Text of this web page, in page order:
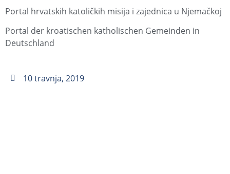
Portal hrvatskih katoličkih misija i zajednica u Njemačkoj
Portal der kroatischen katholischen Gemeinden in
Deutschland
10 travnja, 2019